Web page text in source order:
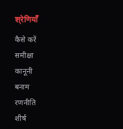
श्रेणियाँ
कैसे करें
समीक्षा
कानूनी
बनाम
रणनीति
शीर्ष